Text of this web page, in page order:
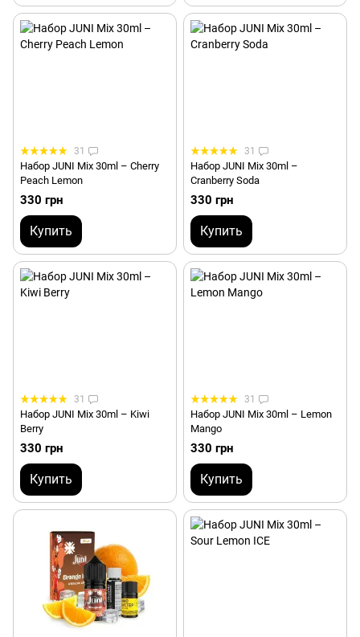
31
Набор JUNI Mix 30ml – Cherry
Peach Lemon
330 грн
Купить
31
Набор JUNI Mix 30ml –
Cranberry Soda
330 грн
Купить
31
Набор JUNI Mix 30ml – Kiwi
Berry
330 грн
Купить
31
Набор JUNI Mix 30ml – Lemon
Mango
330 грн
Купить